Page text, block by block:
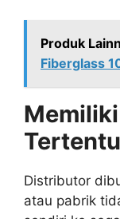
Produk
Fiberglass
Tertentu
Distributor
atau pabrik